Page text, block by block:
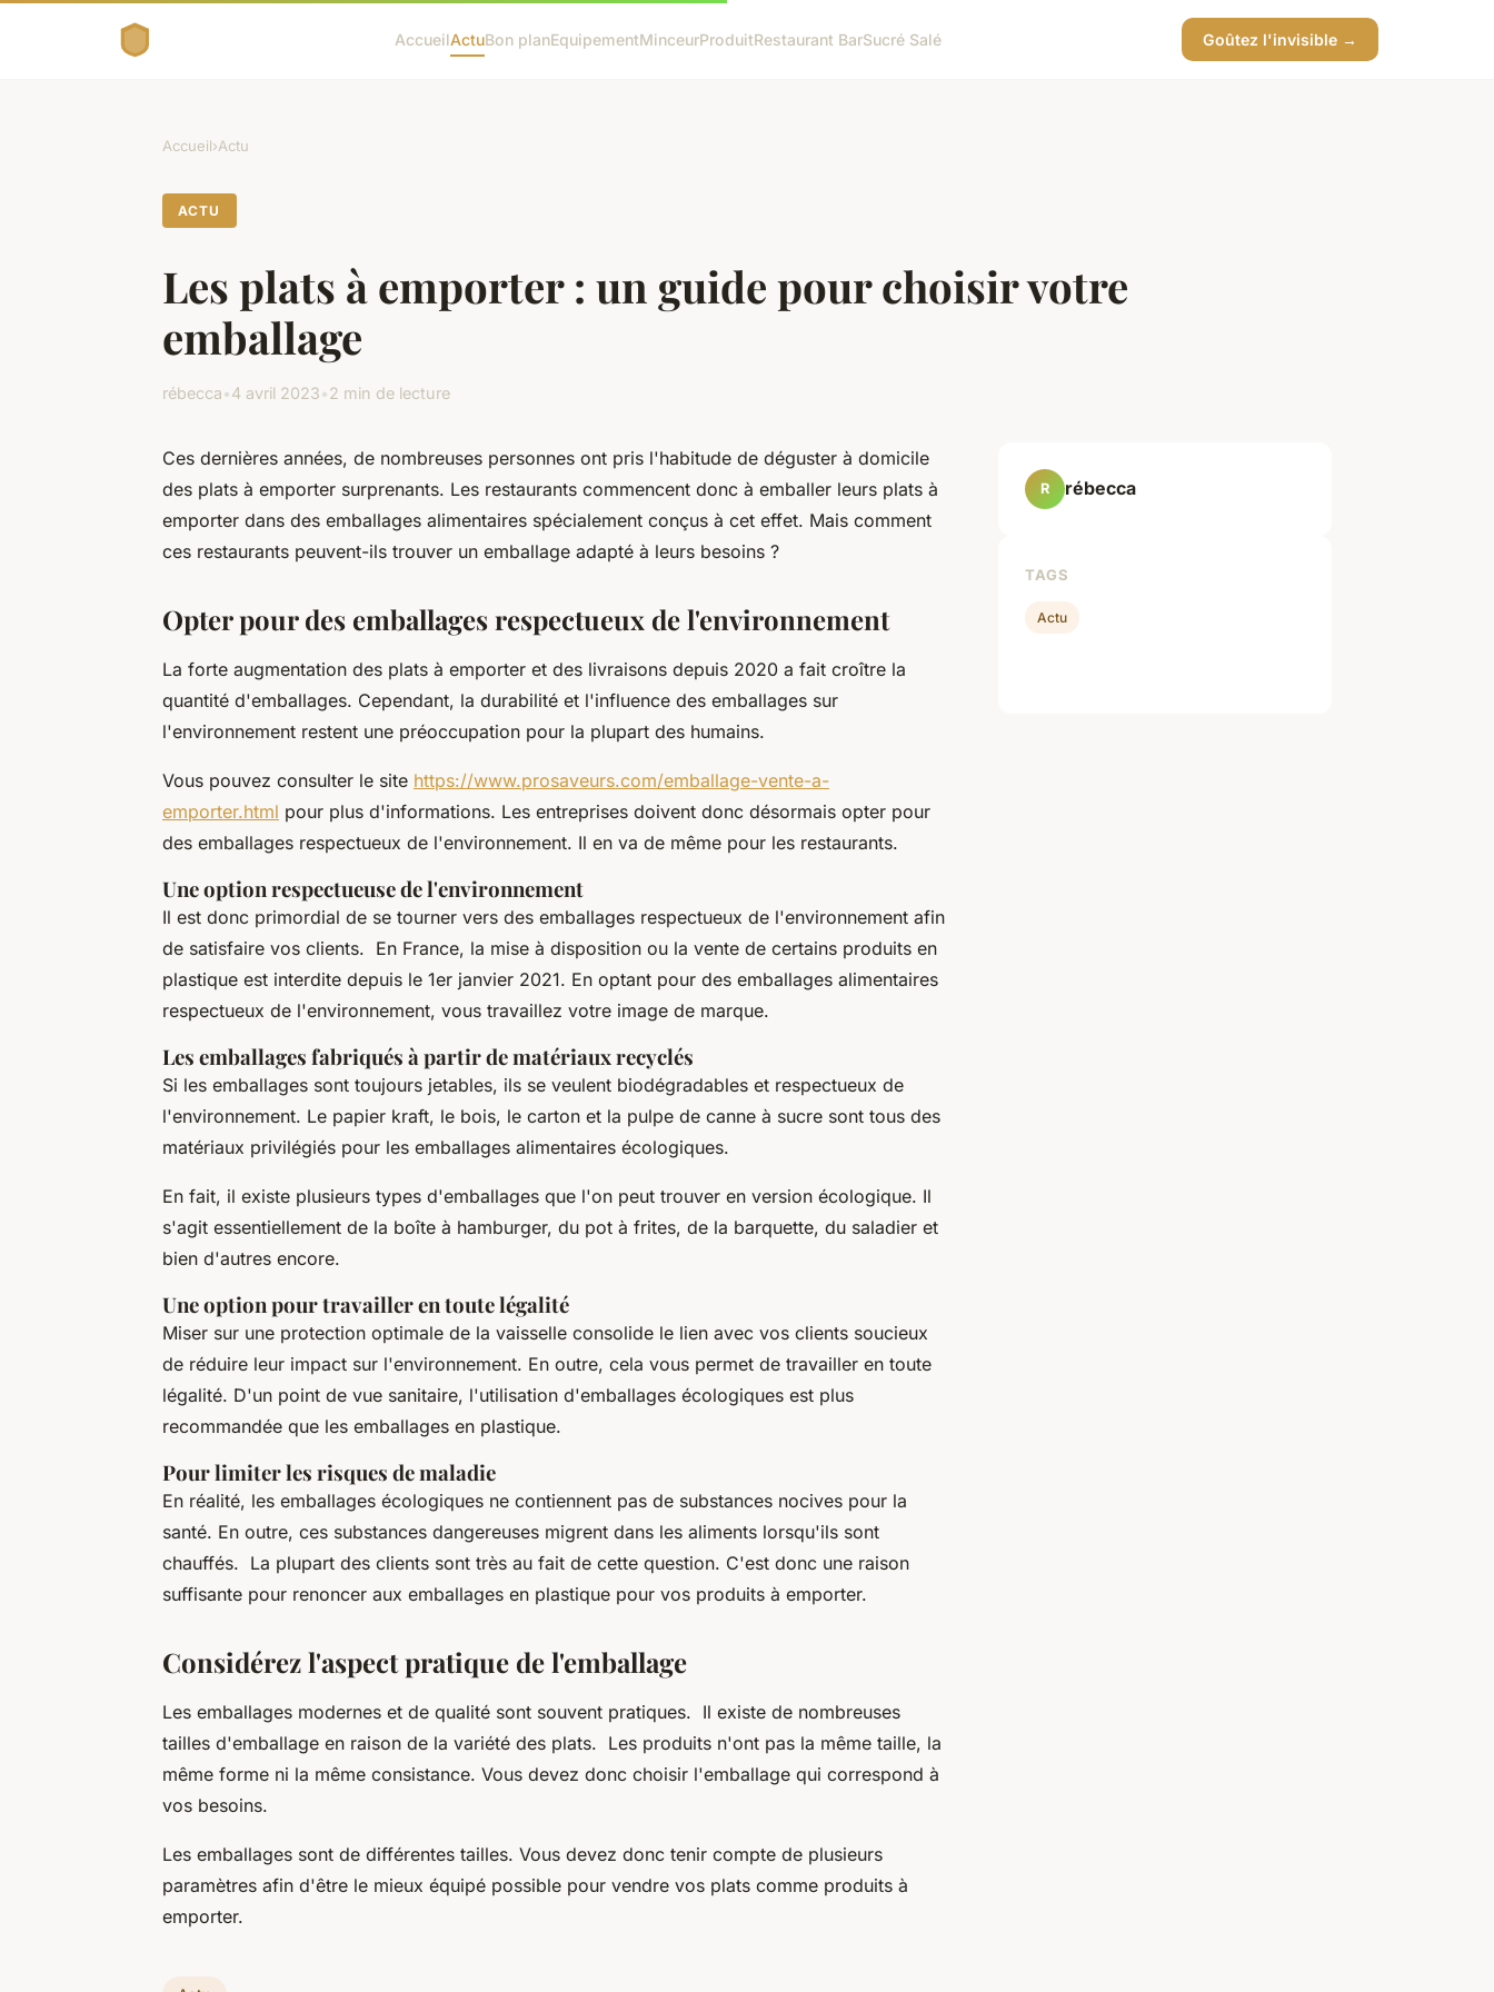
AccueilActuBon planEquipementMinceurProduitRestaurant BarSucré Salé Goûtez l'invisible →
Accueil›Actu
ACTU
Les plats à emporter : un guide pour choisir votre
emballage
rébecca•4 avril 2023•2 min de lecture
Ces dernières années, de nombreuses personnes ont pris l'habitude de déguster à domicile
des plats à emporter surprenants. Les restaurants commencent donc à emballer leurs plats à
emporter dans des emballages alimentaires spécialement conçus à cet effet. Mais comment
ces restaurants peuvent-ils trouver un emballage adapté à leurs besoins ?
Opter pour des emballages respectueux de l'environnement
La forte augmentation des plats à emporter et des livraisons depuis 2020 a fait croître la
quantité d'emballages. Cependant, la durabilité et l'influence des emballages sur
l'environnement restent une préoccupation pour la plupart des humains.
Vous pouvez consulter le site https://www.prosaveurs.com/emballage-vente-a-
emporter.html pour plus d'informations. Les entreprises doivent donc désormais opter pour
des emballages respectueux de l'environnement. Il en va de même pour les restaurants.
Une option respectueuse de l'environnement
Il est donc primordial de se tourner vers des emballages respectueux de l'environnement afin
de satisfaire vos clients. En France, la mise à disposition ou la vente de certains produits en
plastique est interdite depuis le 1er janvier 2021. En optant pour des emballages alimentaires
respectueux de l'environnement, vous travaillez votre image de marque.
Les emballages fabriqués à partir de matériaux recyclés
Si les emballages sont toujours jetables, ils se veulent biodégradables et respectueux de
l'environnement. Le papier kraft, le bois, le carton et la pulpe de canne à sucre sont tous des
matériaux privilégiés pour les emballages alimentaires écologiques.
En fait, il existe plusieurs types d'emballages que l'on peut trouver en version écologique. Il
s'agit essentiellement de la boîte à hamburger, du pot à frites, de la barquette, du saladier et
bien d'autres encore.
Une option pour travailler en toute légalité
Miser sur une protection optimale de la vaisselle consolide le lien avec vos clients soucieux
de réduire leur impact sur l'environnement. En outre, cela vous permet de travailler en toute
légalité. D'un point de vue sanitaire, l'utilisation d'emballages écologiques est plus
recommandée que les emballages en plastique.
Pour limiter les risques de maladie
En réalité, les emballages écologiques ne contiennent pas de substances nocives pour la
santé. En outre, ces substances dangereuses migrent dans les aliments lorsqu'ils sont
chauffés. La plupart des clients sont très au fait de cette question. C'est donc une raison
suffisante pour renoncer aux emballages en plastique pour vos produits à emporter.
Considérez l'aspect pratique de l'emballage
Les emballages modernes et de qualité sont souvent pratiques. Il existe de nombreuses
tailles d'emballage en raison de la variété des plats. Les produits n'ont pas la même taille, la
même forme ni la même consistance. Vous devez donc choisir l'emballage qui correspond à
vos besoins.
Les emballages sont de différentes tailles. Vous devez donc tenir compte de plusieurs
paramètres afin d'être le mieux équipé possible pour vendre vos plats comme produits à
emporter.
R rébecca
TAGS
Actu